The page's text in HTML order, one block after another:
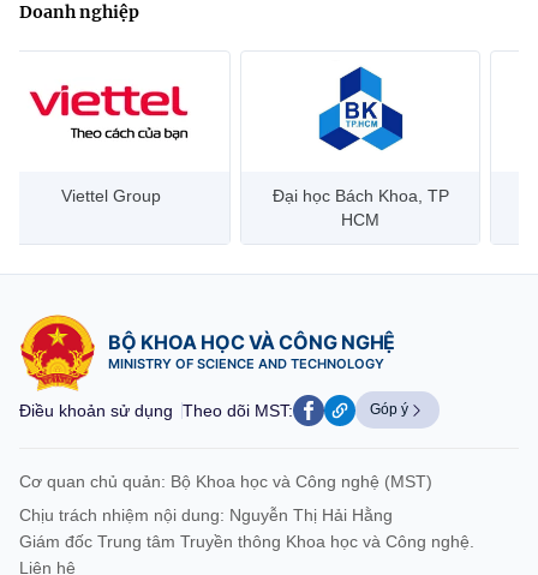
Doanh nghiệp
Viettel Group
Đại học Bách Khoa, TP
HCM
BỘ KHOA HỌC VÀ CÔNG NGHỆ
MINISTRY OF SCIENCE AND TECHNOLOGY
Điều khoản sử dụng Theo dõi MST: Góp ý
Cơ quan chủ quản: Bộ Khoa học và Công nghệ (MST)
Chịu trách nhiệm nội dung: Nguyễn Thị Hải Hằng
Giám đốc Trung tâm Truyền thông Khoa học và Công nghệ.
Liên hệ